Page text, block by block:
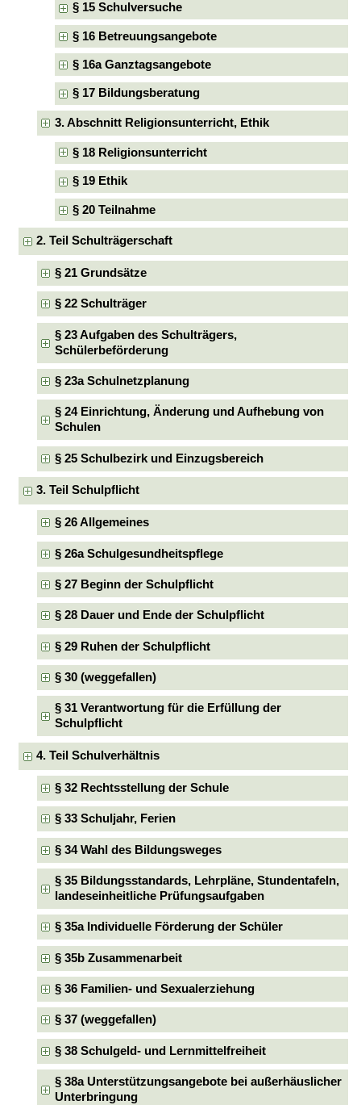
§ 15 Schulversuche
§ 16 Betreuungsangebote
§ 16a Ganztagsangebote
§ 17 Bildungsberatung
3. Abschnitt Religionsunterricht, Ethik
§ 18 Religionsunterricht
§ 19 Ethik
§ 20 Teilnahme
2. Teil Schulträgerschaft
§ 21 Grundsätze
§ 22 Schulträger
§ 23 Aufgaben des Schulträgers,
Schülerbeförderung
§ 23a Schulnetzplanung
§ 24 Einrichtung, Änderung und Aufhebung von
Schulen
§ 25 Schulbezirk und Einzugsbereich
3. Teil Schulpflicht
§ 26 Allgemeines
§ 26a Schulgesundheitspflege
§ 27 Beginn der Schulpflicht
§ 28 Dauer und Ende der Schulpflicht
§ 29 Ruhen der Schulpflicht
§ 30 (weggefallen)
§ 31 Verantwortung für die Erfüllung der
Schulpflicht
4. Teil Schulverhältnis
§ 32 Rechtsstellung der Schule
§ 33 Schuljahr, Ferien
§ 34 Wahl des Bildungsweges
§ 35 Bildungsstandards, Lehrpläne, Stundentafeln,
landeseinheitliche Prüfungsaufgaben
§ 35a Individuelle Förderung der Schüler
§ 35b Zusammenarbeit
§ 36 Familien- und Sexualerziehung
§ 37 (weggefallen)
§ 38 Schulgeld- und Lernmittelfreiheit
§ 38a Unterstützungsangebote bei außerhäuslicher
Unterbringung